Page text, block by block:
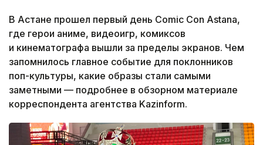
В Астане прошел первый день Comic Con Astana,
где герои аниме, видеоигр, комиксов
и кинематографа вышли за пределы экранов. Чем
запомнилось главное событие для поклонников
поп-культуры, какие образы стали самыми
заметными — подробнее в обзорном материале
корреспондента агентства Kazinform.